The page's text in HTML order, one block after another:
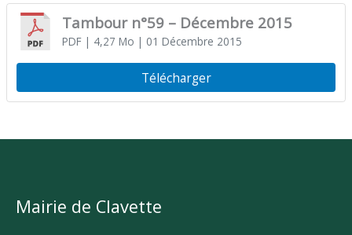
Tambour n°59 – Décembre 2015
PDF| 4,27 Mo | 01 Décembre 2015
Télécharger
Mairie de Clavette